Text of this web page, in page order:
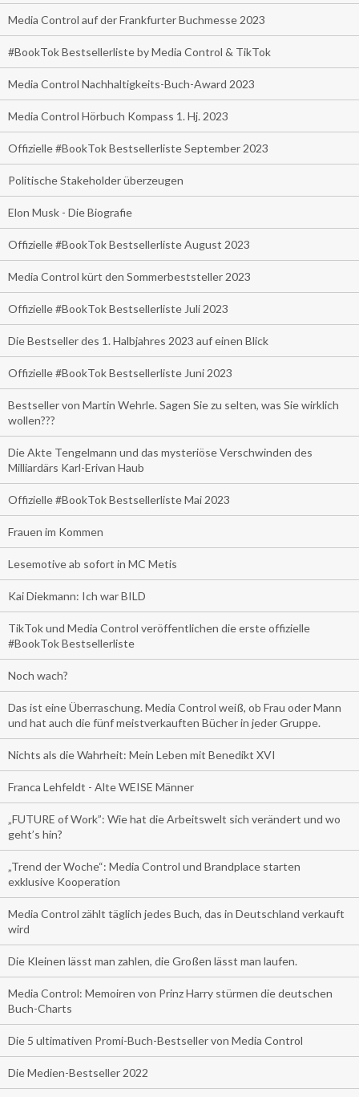
Media Control auf der Frankfurter Buchmesse 2023
#BookTok Bestsellerliste by Media Control & TikTok
Media Control Nachhaltigkeits-Buch-Award 2023
Media Control Hörbuch Kompass 1. Hj. 2023
Offizielle #BookTok Bestsellerliste September 2023
Politische Stakeholder überzeugen
Elon Musk - Die Biografie
Offizielle #BookTok Bestsellerliste August 2023
Media Control kürt den Sommerbeststeller 2023
Offizielle #BookTok Bestsellerliste Juli 2023
Die Bestseller des 1. Halbjahres 2023 auf einen Blick
Offizielle #BookTok Bestsellerliste Juni 2023
Bestseller von Martin Wehrle. Sagen Sie zu selten, was Sie wirklich
wollen???
Die Akte Tengelmann und das mysteriöse Verschwinden des
Milliardärs Karl-Erivan Haub
Offizielle #BookTok Bestsellerliste Mai 2023
Frauen im Kommen
Lesemotive ab sofort in MC Metis
Kai Diekmann: Ich war BILD
TikTok und Media Control veröffentlichen die erste offizielle
#BookTok Bestsellerliste
Noch wach?
Das ist eine Überraschung. Media Control weiß, ob Frau oder Mann
und hat auch die fünf meistverkauften Bücher in jeder Gruppe.
Nichts als die Wahrheit: Mein Leben mit Benedikt XVI
Franca Lehfeldt - Alte WEISE Männer
„FUTURE of Work”: Wie hat die Arbeitswelt sich verändert und wo
geht’s hin?
„Trend der Woche“: Media Control und Brandplace starten
exklusive Kooperation
Media Control zählt täglich jedes Buch, das in Deutschland verkauft
wird
Die Kleinen lässt man zahlen, die Großen lässt man laufen.
Media Control: Memoiren von Prinz Harry stürmen die deutschen
Buch-Charts
Die 5 ultimativen Promi-Buch-Bestseller von Media Control
Die Medien-Bestseller 2022